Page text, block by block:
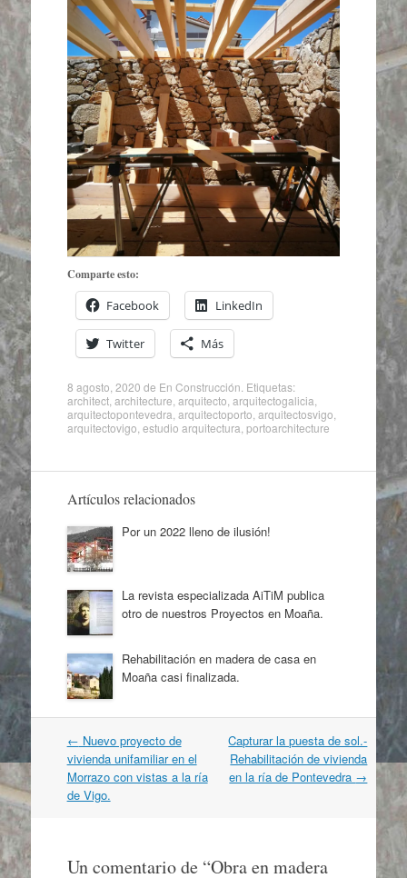
Comparte esto:
Facebook LinkedIn
Twitter Más
8 agosto, 2020 de En Construcción . Etiquetas:
architect, architecture arquitecto arquitectogalicia
arquitectopontevedra arquitectoporto arquitectosvigo
arquitectovigo estudio arquitectura portoarchitecture
Artículos relacionados
Por un 2022 lleno de ilusión!
La revista especializada AiTiM publica
otro de nuestros Proyectos en Moaña.
Rehabilitación en madera de casa en
Moaña casi finalizada.
Navegación
por
artículos
← Nuevo proyecto de
vivienda unifamiliar en el
Morrazo con vistas a la ría
de Vigo.
Capturar la puesta de sol.-
Rehabilitación de vivienda
en la ría de Pontevedra →
Un comentario de “Obra en madera